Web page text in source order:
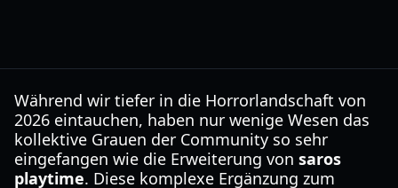
Während wir tiefer in die Horrorlandschaft von
2026 eintauchen, haben nur wenige Wesen das
kollektive Grauen der Community so sehr
eingefangen wie die Erweiterung von saros
playtime. Diese komplexe Ergänzung zum